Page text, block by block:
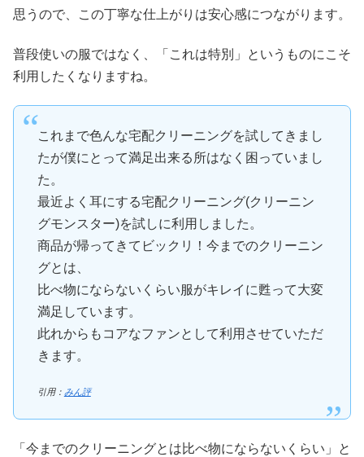
思うので、この丁寧な仕上がりは安心感につながります。
普段使いの服ではなく、「これは特別」というものにこそ
利用したくなりますね。
これまで色んな宅配クリーニングを試してきまし
たが僕にとって満足出来る所はなく困っていまし
た。
最近よく耳にする宅配クリーニング(クリーニン
グモンスター)を試しに利用しました。
商品が帰ってきてビックリ！今までのクリーニン
グとは、
比べ物にならないくらい服がキレイに甦って大変
満足しています。
此れからもコアなファンとして利用させていただ
きます。
引用： みん評
「今までのクリーニングとは比べ物にならないくらい」と